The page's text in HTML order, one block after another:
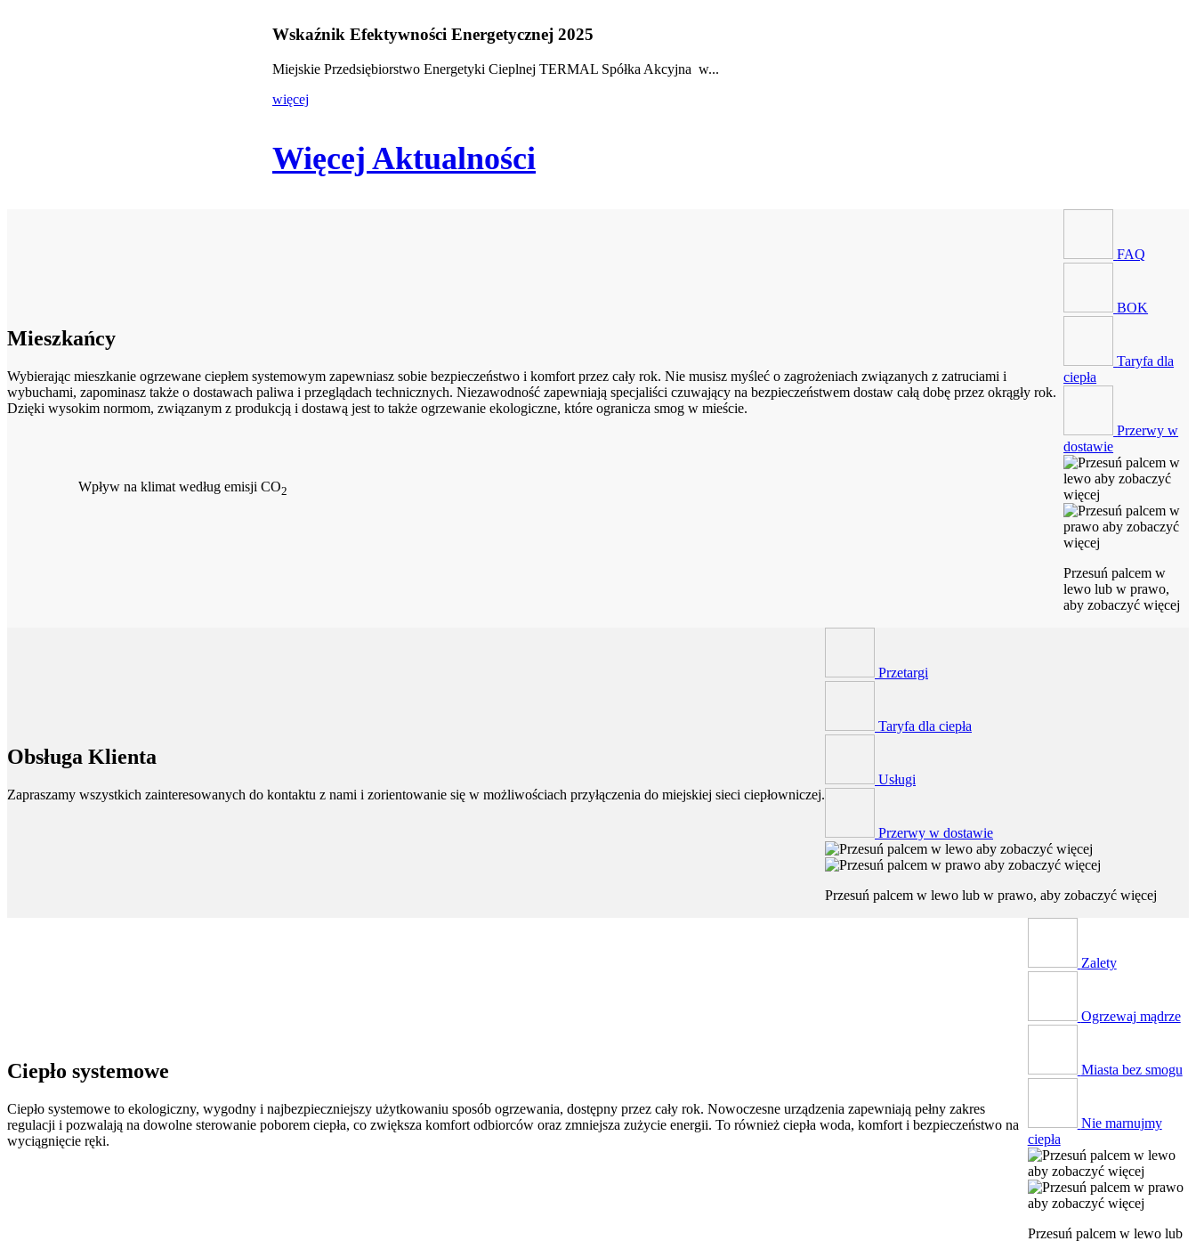
Wskaźnik Efektywności Energetycznej 2025
Miejskie Przedsiębiorstwo Energetyki Cieplnej TERMAL Spółka Akcyjna w...
więcej
Więcej Aktualności
Mieszkańcy
Wybierając mieszkanie ogrzewane ciepłem systemowym zapewniasz sobie bezpieczeństwo i komfort przez cały rok. Nie musisz myśleć o zagrożeniach związanych z zatruciami i
wybuchami, zapominasz także o dostawach paliwa i przeglądach technicznych. Niezawodność zapewniają specjaliści czuwający na bezpieczeństwem dostaw całą dobę przez okrągły rok.
Dzięki wysokim normom, związanym z produkcją i dostawą jest to także ogrzewanie ekologiczne, które ogranicza smog w mieście.
Wpływ na klimat według emisji CO2
FAQ
BOK
Taryfa dla
ciepła
Przerwy w
dostawie
Przesuń palcem w
lewo lub w prawo,
aby zobaczyć więcej
Obsługa Klienta
Zapraszamy wszystkich zainteresowanych do kontaktu z nami i zorientowanie się w możliwościach przyłączenia do miejskiej sieci ciepłowniczej.
Przetargi
Taryfa dla ciepła
Usługi
Przerwy w dostawie
Przesuń palcem w lewo lub w prawo, aby zobaczyć więcej
Ciepło systemowe
Ciepło systemowe to ekologiczny, wygodny i najbezpieczniejszy użytkowaniu sposób ogrzewania, dostępny przez cały rok. Nowoczesne urządzenia zapewniają pełny zakres
regulacji i pozwalają na dowolne sterowanie poborem ciepła, co zwiększa komfort odbiorców oraz zmniejsza zużycie energii. To również ciepła woda, komfort i bezpieczeństwo na
wyciągnięcie ręki.
Zalety
Ogrzewaj mądrze
Miasta bez smogu
Nie marnujmy
ciepła
Przesuń palcem w lewo lub